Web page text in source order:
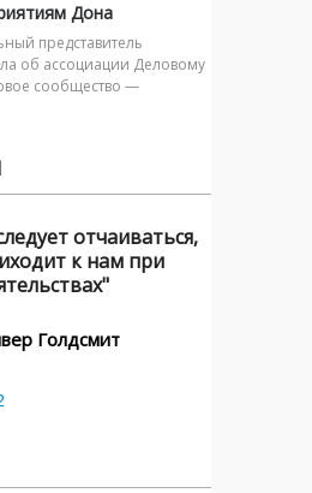
Дона
представитель
об ассоциации Деловому
сообщество —
отчаиваться,
к нам при
Голдсмит